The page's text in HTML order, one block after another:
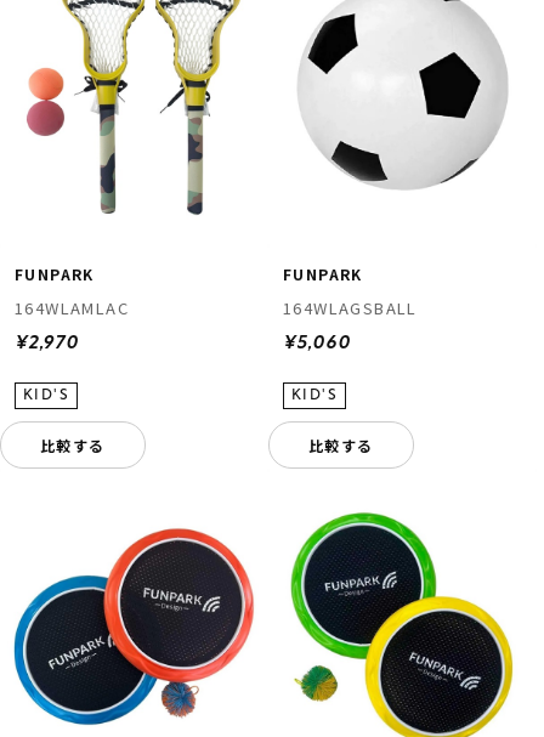
FUNPARK
164WLAMLAC
¥2,970
比較する
FUNPARK
164WLAGSBALL
¥5,060
比較する